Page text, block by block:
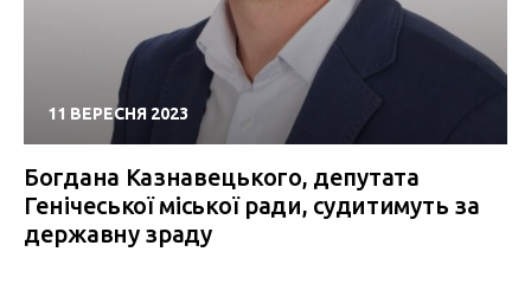
11 ВЕРЕСНЯ 2023
Богдана Казнавецького, депутата
Генічеської міської ради, судитимуть за
державну зраду